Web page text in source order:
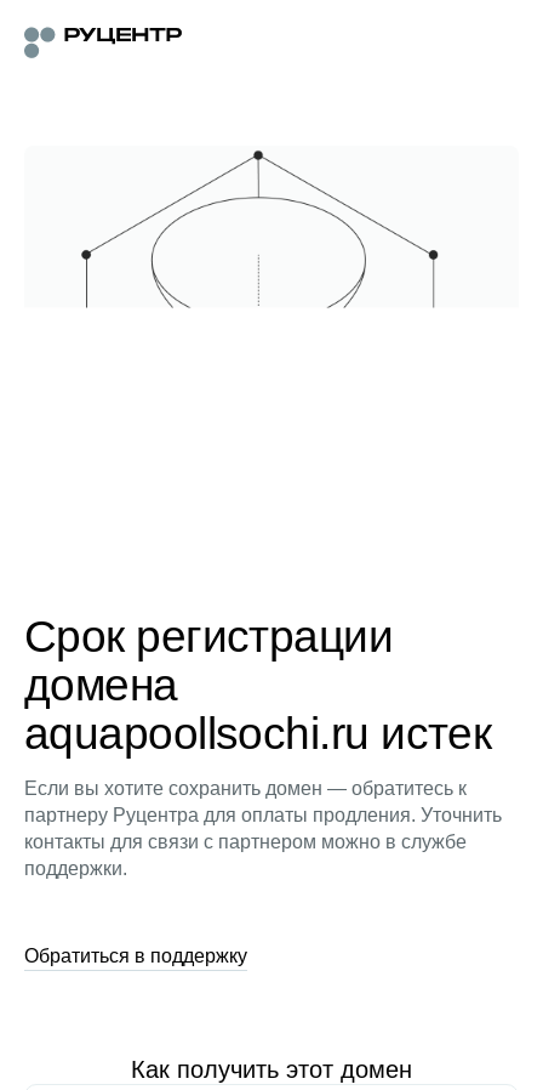
Срок регистрации
домена
aquapoollsochi.ru истек
Если вы хотите сохранить домен — обратитесь к
партнеру Руцентра для оплаты продления. Уточнить
контакты для связи с партнером можно в службе
поддержки.
Обратиться в поддержку
Как получить этот домен